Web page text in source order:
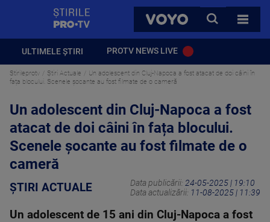
VOYO
CAUTA
TOATE
ULTIMELE ȘTIRI PROTV NEWS LIVE
Stirileprotv Știri Actuale
Un adolescent din Cluj-Napoca a fost atacat de doi câini în
fața blocului. Scenele șocante au fost filmate de o cameră
Un adolescent din Cluj-Napoca a fost
atacat de doi câini în fața blocului.
Scenele șocante au fost filmate de o
cameră
ȘTIRI ACTUALE Data publicării: 24-05-2025 | 19:10
Data actualizării: 11-08-2025 | 11:39
Un adolescent de 15 ani din Cluj-Napoca a fost